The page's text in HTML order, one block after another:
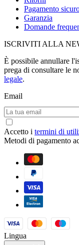
Pagamento
Garanzia
Domande
ISCRIVITI ALLA
È possibile annullare
prega di consultare le
legale.
Email
Accetto i termini di
Metodi di pagamento
Lingua